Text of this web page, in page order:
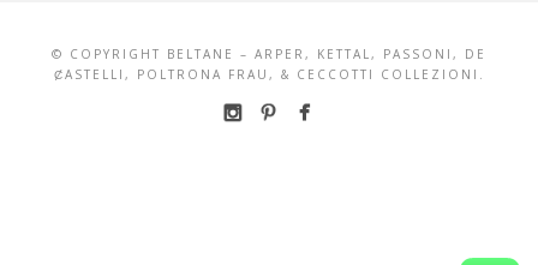
© COPYRIGHT BELTANE – ARPER, KETTAL, PASSONI, DE
ȻASTELLI, POLTRONA FRAU, & CECCOTTI COLLEZIONI.